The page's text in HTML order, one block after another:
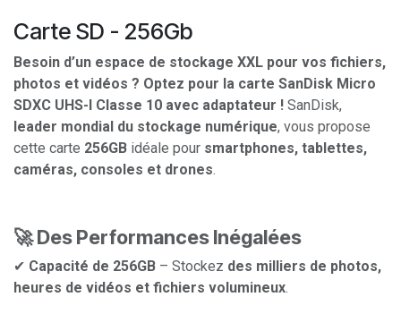
Carte SD - 256Gb
Besoin d’un espace de stockage XXL pour vos fichiers,
photos et vidéos ? Optez pour la carte SanDisk Micro
SDXC UHS-I Classe 10 avec adaptateur ! SanDisk,
leader mondial du stockage numérique, vous propose
cette carte 256GB idéale pour smartphones, tablettes,
caméras, consoles et drones.
🚀 Des Performances Inégalées
✔ Capacité de 256GB – Stockez des milliers de photos,
heures de vidéos et fichiers volumineux.